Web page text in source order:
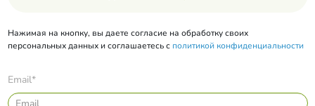
Нажимая на кнопку, вы даете согласие на обработку своих
персональных данных и соглашаетесь с политикой конфиденциальности
Email*